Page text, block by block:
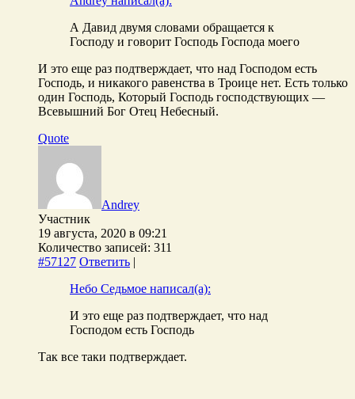
А Давид двумя словами обращается к
Господу и говорит Господь Господа моего
И это еще раз подтверждает, что над Господом есть
Господь, и никакого равенства в Троице нет. Есть только
один Господь, Который Господь господствующих —
Всевышний Бог Отец Небесный.
Quote
Andrey
Участник
19 августа, 2020 в 09:21
Количество записей: 311
#57127 Ответить |
Небо Седьмое написал(а):
И это еще раз подтверждает, что над
Господом есть Господь
Так все таки подтверждает.